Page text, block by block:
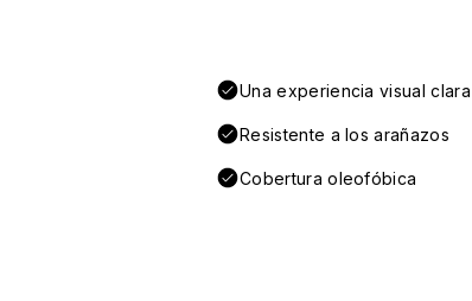
Una experiencia visual
Resistente a los arañazos
Cobertura oleofóbica